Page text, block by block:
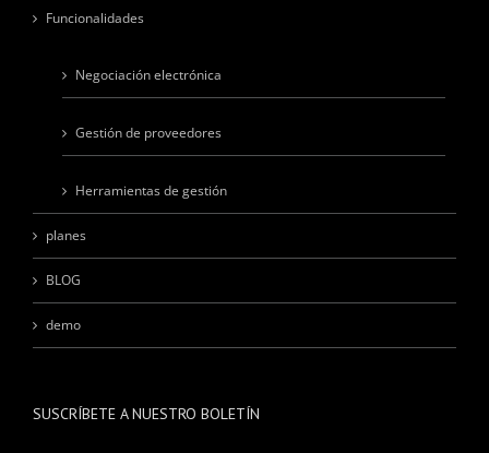
Funcionalidades
Negociación electrónica
Gestión de proveedores
Herramientas de gestión
planes
BLOG
demo
SUSCRÍBETE A NUESTRO BOLETÍN